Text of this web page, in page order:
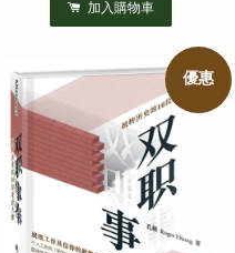
加入購物車
優惠